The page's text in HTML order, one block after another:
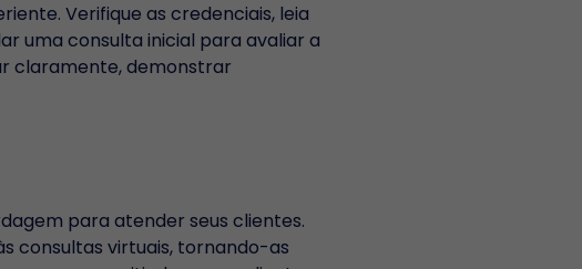
Verifique as credenciais, leia
uma consulta inicial para avaliar a
claramente, demonstrar
para atender seus clientes.
consultas virtuais, tornando-as